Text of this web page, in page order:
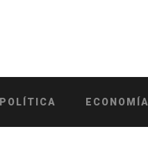
POLÍTICA ECONOMÍA